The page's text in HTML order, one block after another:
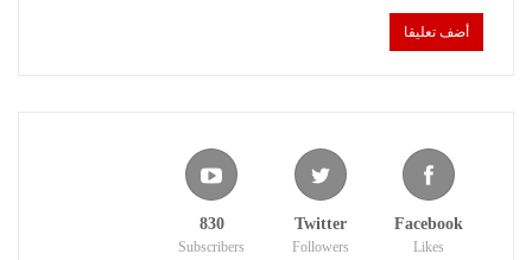
Facebook
Likes
Twitter
Followers
830
Subscribers